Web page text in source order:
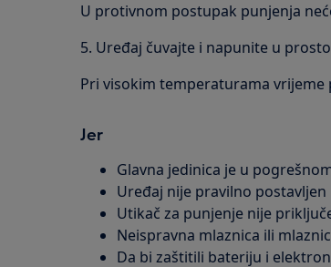
U protivnom postupak punjenja
5. Uređaj čuvajte i napunite u
Pri visokim temperaturama
Jer
Glavna jedinica je u
Uređaj nije pravilno
Utikač za punjenje nije
Neispravna mlaznica ili
Da bi zaštitili bateriju i